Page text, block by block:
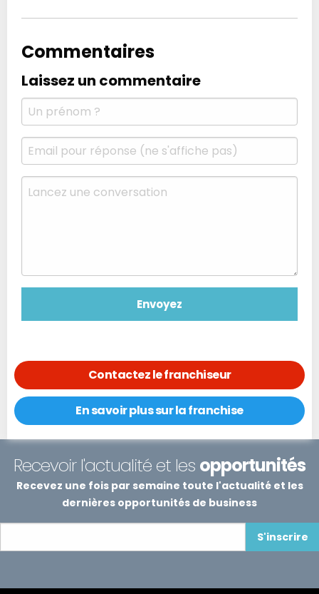
Commentaires
Laissez un commentaire
Contactez le franchiseur
En savoir plus sur la franchise
Recevoir l'actualité et les opportunités
Recevez une fois par semaine toute l'actualité et les
dernières opportunités de business
S'inscrire